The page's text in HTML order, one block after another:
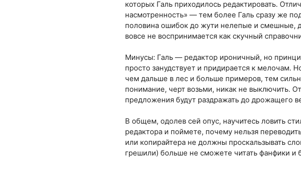
которых Галь приходилось редактировать.
насмотренность» — тем более Галь сразу же
половина ошибок до жути нелепые и смешные,
вовсе не воспринимается как скучный
Минусы: Галь — редактор ироничный, но
просто занудствует и придирается к мелочам.
чем дальше в лес и больше примеров, тем
понимание, черт возьми, никак не выключить.
предложения будут раздражать до дрожащего
В общем, одолев сей опус, научитесь ловить
редактора и поймете, почему нельзя
или копирайтера не должны проскальзывать
грешили) больше не сможете читать фанфики и